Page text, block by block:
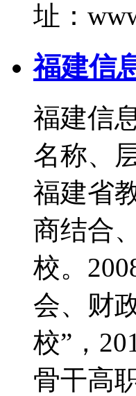
址：
福建信
福建信
名称、
福建省
商结合
校。
会、财
校”，
骨干